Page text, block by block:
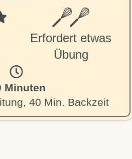
Erfordert etwas
Übung
Minuten
40 Min. Backzeit